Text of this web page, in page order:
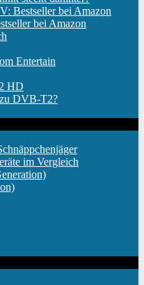
Bestseller bei Amazon
bei Amazon
Entertain
HD
DVB-T2?
im Vergleich